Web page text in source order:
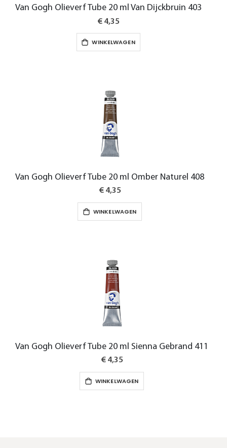
Van Gogh Olieverf Tube 20 ml Van Dijckbruin 403
€ 4,35
WINKELWAGEN
Van Gogh Olieverf Tube 20 ml Omber Naturel 408
€ 4,35
WINKELWAGEN
Van Gogh Olieverf Tube 20 ml Sienna Gebrand 411
€ 4,35
WINKELWAGEN